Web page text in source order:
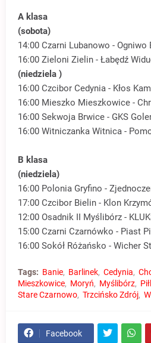
A klasa
(sobota)
14:00 Czarni Lubanowo - Ogniwo
16:00 Zieloni Zielin - Łabędź
(niedziela )
16:00 Czcibor Cedynia - Kłos
16:00 Mieszko Mieszkowice -
16:00 Sekwoja Brwice - GKS
16:00 Witniczanka Witnica -
B klasa
(niedziela)
16:00 Polonia Gryfino -
17:00 Czcibor Bielin - Klon
12:00 Osadnik II Myślibórz -
15:00 Czarni Czarnówko - Piast
16:00 Sokół Różańsko - Wicher
Tags: Banie Barlinek Cedynia
Mieszkowice
Moryń Myślibórz
Stare Czarnowo Trzcińsko Zdrój
Facebook